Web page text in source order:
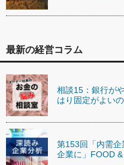
最新の経営コラム
相談15：銀行が
はり固定がよい
第153回「内需
企業に」FOOD